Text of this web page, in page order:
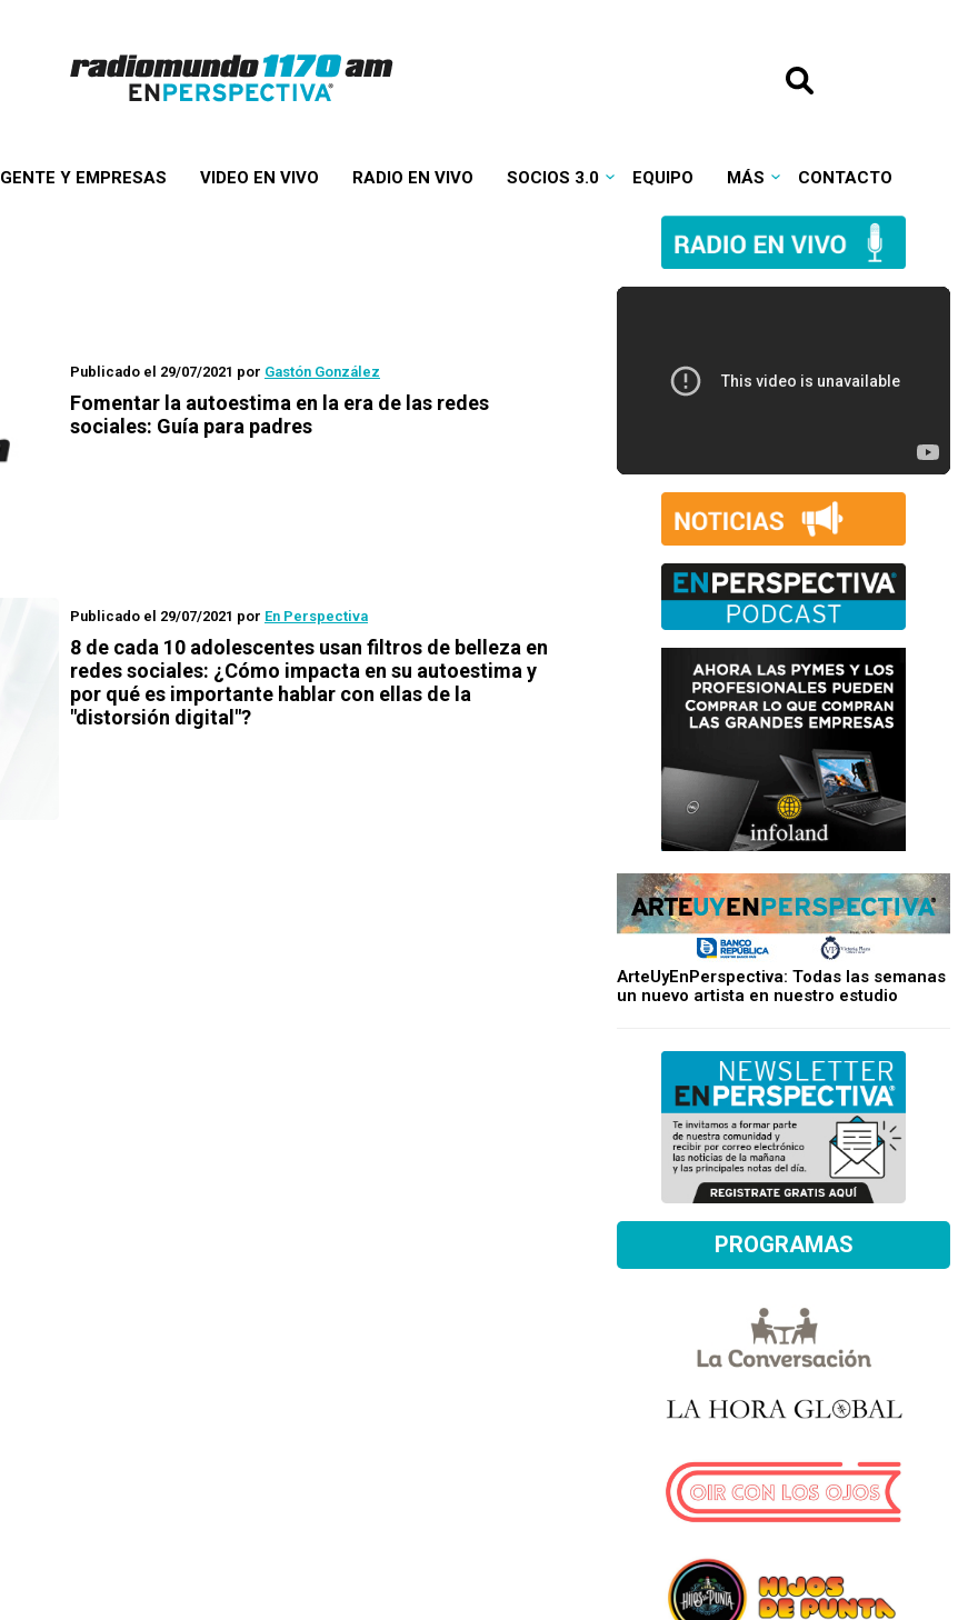
GENTE Y EMPRESAS VIDEO EN VIVO RADIO EN VIVO SOCIOS 3.0 EQUIPO MÁS CONTACTO
Publicado el 29/07/2021 por Gastón González
Fomentar la autoestima en la era de las redes
sociales: Guía para padres
Publicado el 29/07/2021 por En Perspectiva
8 de cada 10 adolescentes usan filtros de belleza en
redes sociales: ¿Cómo impacta en su autoestima y
por qué es importante hablar con ellas de la
"distorsión digital"?
ArteUyEnPerspectiva: Todas las semanas
un nuevo artista en nuestro estudio
PROGRAMAS